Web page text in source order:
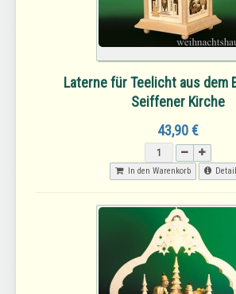
Laterne für Teelicht aus dem
Seiffener Kirche
43,90 €
In den Warenkorb